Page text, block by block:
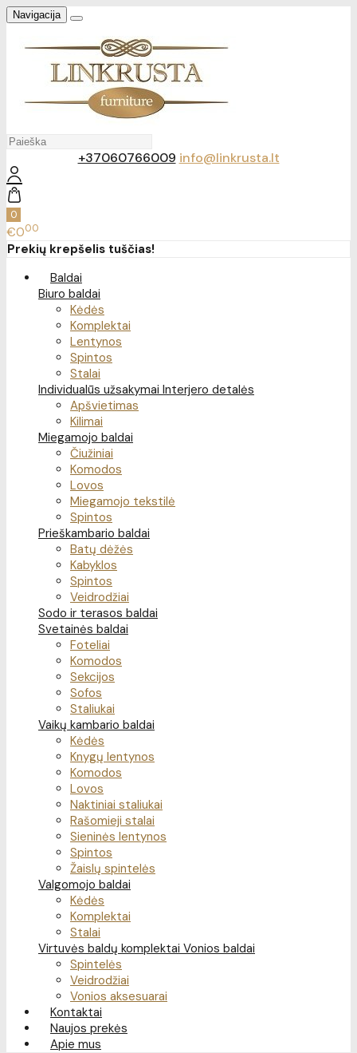
Navigacija
+37060766009 info@linkrusta.lt
0
€000
Prekių krepšelis tuščias!
Baldai
Biuro baldai
Kėdės
Komplektai
Lentynos
Spintos
Stalai
Individualūs užsakymai Interjero detalės
Apšvietimas
Kilimai
Miegamojo baldai
Čiužiniai
Komodos
Lovos
Miegamojo tekstilė
Spintos
Prieškambario baldai
Batų dėžės
Kabyklos
Spintos
Veidrodžiai
Sodo ir terasos baldai
Svetainės baldai
Foteliai
Komodos
Sekcijos
Sofos
Staliukai
Vaikų kambario baldai
Kėdės
Knygų lentynos
Komodos
Lovos
Naktiniai staliukai
Rašomieji stalai
Sieninės lentynos
Spintos
Žaislų spintelės
Valgomojo baldai
Kėdės
Komplektai
Stalai
Virtuvės baldų komplektai Vonios baldai
Spintelės
Veidrodžiai
Vonios aksesuarai
Kontaktai
Naujos prekės
Apie mus